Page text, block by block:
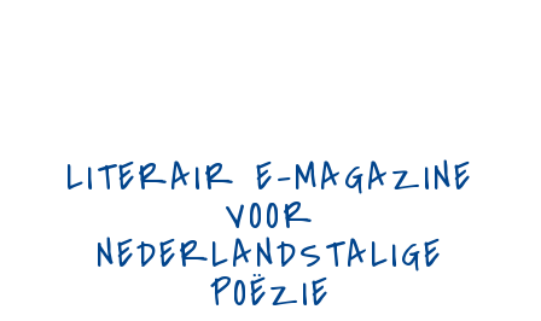
LITERAIR E-MAGAZINE
VOOR
NEDERLANDSTALIGE
POËZIE